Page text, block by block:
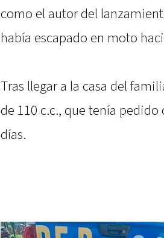
como el autor del
había escapado en moto
Tras llegar a la casa del
de 110 c.c., que tenía
días.